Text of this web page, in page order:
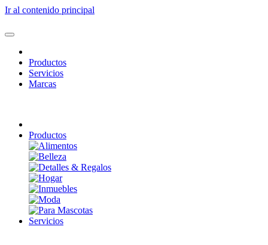
Ir al contenido principal
Productos
Servicios
Marcas
Productos
Servicios